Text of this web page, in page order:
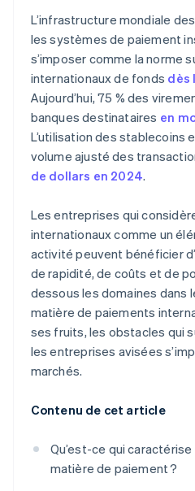
L’infrastructure mondiale
les systèmes de paiement
s’imposer comme la norme
internationaux de fonds dès
Aujourd’hui, 75 % des
banques destinataires en
L’utilisation des stablecoins
volume ajusté des
de dollars en 2024.
Les entreprises qui
internationaux comme un
activité peuvent bénéficier
de rapidité, de coûts et de
dessous les domaines dans
matière de paiements
ses fruits, les obstacles qui
les entreprises avisées
marchés.
Contenu de cet article
Qu’est-ce qui
matière de paiement ?